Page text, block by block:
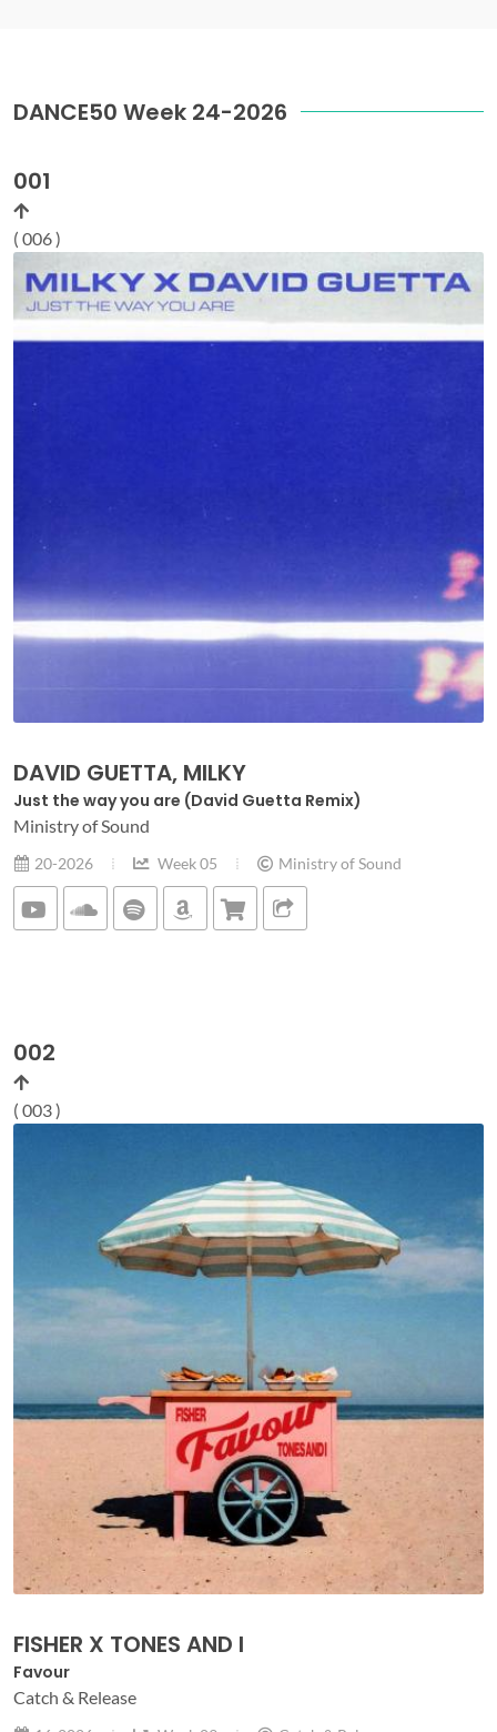
DANCE50 Week 24-2026
001
( 006 )
DAVID GUETTA, MILKY
Just the way you are (David Guetta Remix)
Ministry of Sound
20-2026 Week 05 Ministry of Sound
002
( 003 )
FISHER X TONES AND I
Favour
Catch & Release